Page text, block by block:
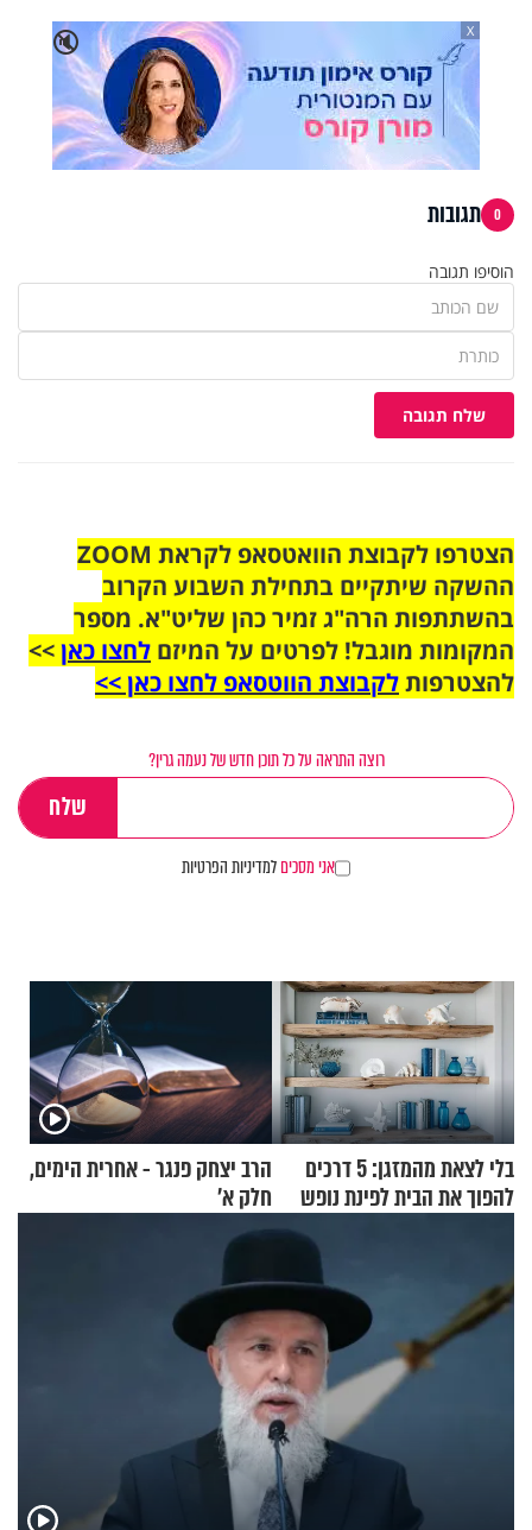
🔇
X
0 תגובות
הוסיפו תגובה
שלח תגובה
הצטרפו לקבוצת הוואטסאפ לקראת ZOOM
ההשקה שיתקיים בתחילת השבוע הקרוב
בהשתתפות הרה"ג זמיר כהן שליט"א. מספר
המקומות מוגבל! לפרטים על המיזם לחצו כאן>>
להצטרפותלקבוצת הווטסאפ לחצו כאן >>
רוצה התראה על כל תוכן חדש של נעמה גרין?
אני מסכיםלמדיניות הפרטיות
בלי לצאת מהמזגן: 5 דרכים
להפוך את הבית לפינת נופש
הרב יצחק פנגר - אחרית הימים,
חלק א’